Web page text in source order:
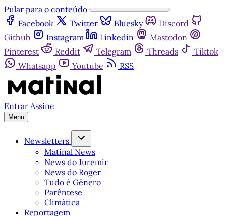
Pular para o conteúdo
Facebook
Twitter Bluesky
Discord
Github
Instagram Linkedin
Mastodon
Pinterest
Reddit Telegram Threads
Tiktok
Whatsapp
Youtube RSS
Entrar Assine
Menu
Newsletters
Matinal News
News do Juremir
News do Roger
Tudo é Gênero
Parêntese
Climática
Reportagem